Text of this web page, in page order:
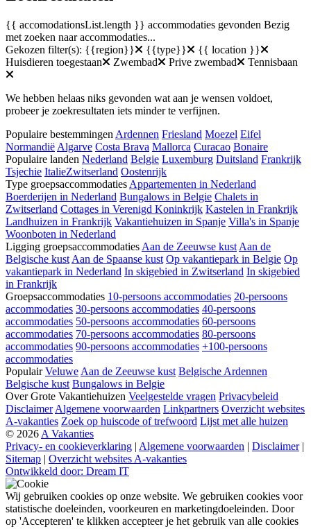
{{ accomodationsList.length }} accommodaties gevonden Bezig
met zoeken naar accommodaties...
Gekozen filter(s): {{region}} {{type}}
{{ location }}
Huisdieren toegestaan
Zwembad Prive zwembad Tennisbaan
We hebben helaas niks gevonden wat aan je wensen voldoet,
probeer je zoekresultaten iets minder te verfijnen.
Populaire bestemmingen Ardennen Friesland Moezel Eifel
Normandië Algarve Costa Brava Mallorca Curacao Bonaire
Populaire landen Nederland Belgie Luxemburg Duitsland Frankrijk
Tsjechie ItalieZwitserland Oostenrijk
Type groepsaccommodaties Appartementen in Nederland
Boerderijen in Nederland Bungalows in Belgie Chalets in
Zwitserland Cottages in Verenigd Koninkrijk Kastelen in Frankrijk
Landhuizen in Frankrijk Vakantiehuizen in Spanje Villa's in Spanje
Woonboten in Nederland
Ligging groepsaccommodaties Aan de Zeeuwse kust Aan de
Belgische kust Aan de Spaanse kust Op vakantiepark in Belgie Op
vakantiepark in Nederland In skigebied in Zwitserland In skigebied
in Frankrijk
Groepsaccommodaties 10-persoons accommodaties 20-persoons
accommodaties 30-persoons accommodaties 40-persoons
accommodaties 50-persoons accommodaties 60-persoons
accommodaties 70-persoons accommodaties 80-persoons
accommodaties 90-persoons accommodaties +100-persoons
accommodaties
Populair Veluwe Aan de Zeeuwse kust Belgische Ardennen
Belgische kust Bungalows in Belgie
Over Grote Vakantiehuizen Veelgestelde vragen Privacybeleid
Disclaimer Algemene voorwaarden Linkpartners Overzicht websites
A-vakanties Zoek op huiscode of trefwoord Lijst met alle huizen
© 2026 A Vakanties
Privacy- en cookieverklaring | Algemene voorwaarden | Disclaimer |
Sitemap | Overzicht websites A-vakanties
Ontwikkeld door: Dream IT
Wij gebruiken cookies op onze website. We gebruiken cookies voor
statistische doeleinden, voorkeuren en marketingdoeleinden. Door
op 'Accepteren' te klikken accepteer je het gebruik van alle cookies